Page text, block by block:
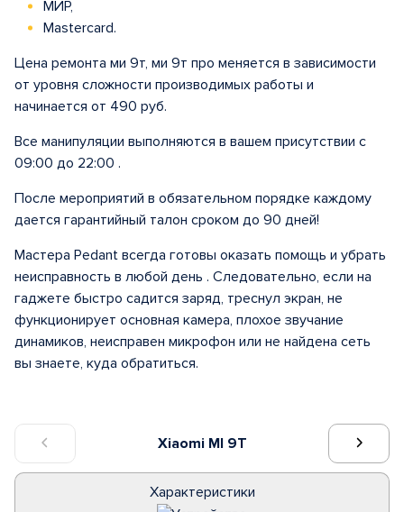
Xiaomi MI 9T
Характеристики
МИР,
Mastercard.
Цена ремонта ми 9т, ми 9т про меняется в зависимости
от уровня сложности производимых работы и
начинается от 490 руб.
Все манипуляции выполняются в вашем присутствии с
09:00 до 22:00 .
После мероприятий в обязательном порядке каждому
дается гарантийный талон сроком до 90 дней!
Мастера Pedant всегда готовы оказать помощь и убрать
неисправность в любой день . Следовательно, если на
гаджете быстро садится заряд, треснул экран, не
функционирует основная камера, плохое звучание
динамиков, неисправен микрофон или не найдена сеть
вы знаете, куда обратиться.